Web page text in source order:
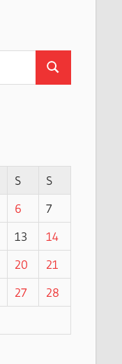
Search
S
S
6
7
13
14
20
21
27
28